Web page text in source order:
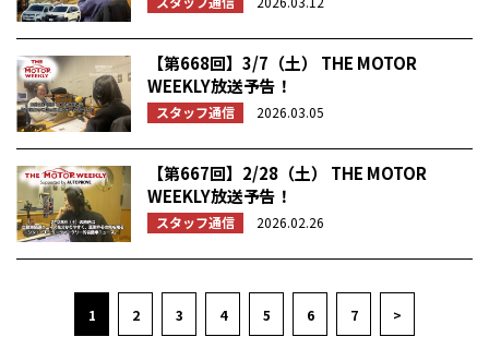
【第668回】3/7（土） THE MOTOR
WEEKLY放送予告！
スタッフ通信 2026.03.05
【第667回】2/28（土） THE MOTOR
WEEKLY放送予告！
スタッフ通信 2026.02.26
1 2 3 4 5 6 7 >